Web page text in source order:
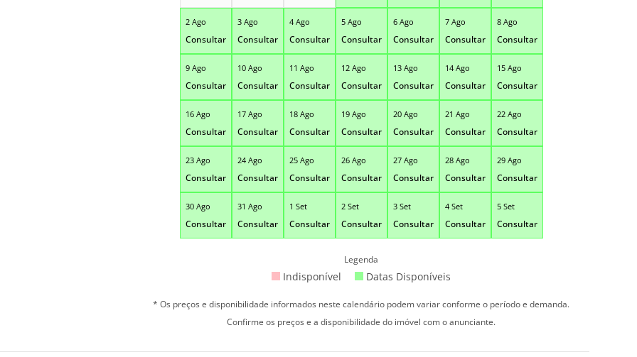
2 Ago
Consultar
3 Ago
Consultar
4 Ago
Consultar
5 Ago
Consultar
6 Ago
Consultar
7 Ago
Consultar
8 Ago
Consultar
9 Ago
Consultar
10 Ago
Consultar
11 Ago
Consultar
12 Ago
Consultar
13 Ago
Consultar
14 Ago
Consultar
15 Ago
Consultar
16 Ago
Consultar
17 Ago
Consultar
18 Ago
Consultar
19 Ago
Consultar
20 Ago
Consultar
21 Ago
Consultar
22 Ago
Consultar
23 Ago
Consultar
24 Ago
Consultar
25 Ago
Consultar
26 Ago
Consultar
27 Ago
Consultar
28 Ago
Consultar
29 Ago
Consultar
30 Ago
Consultar
31 Ago
Consultar
1 Set
Consultar
2 Set
Consultar
3 Set
Consultar
4 Set
Consultar
5 Set
Consultar
Legenda
Indisponível Datas Disponíveis
* Os preços e disponibilidade informados neste calendário podem variar conforme o período e demanda.
Confirme os preços e a disponibilidade do imóvel com o anunciante.